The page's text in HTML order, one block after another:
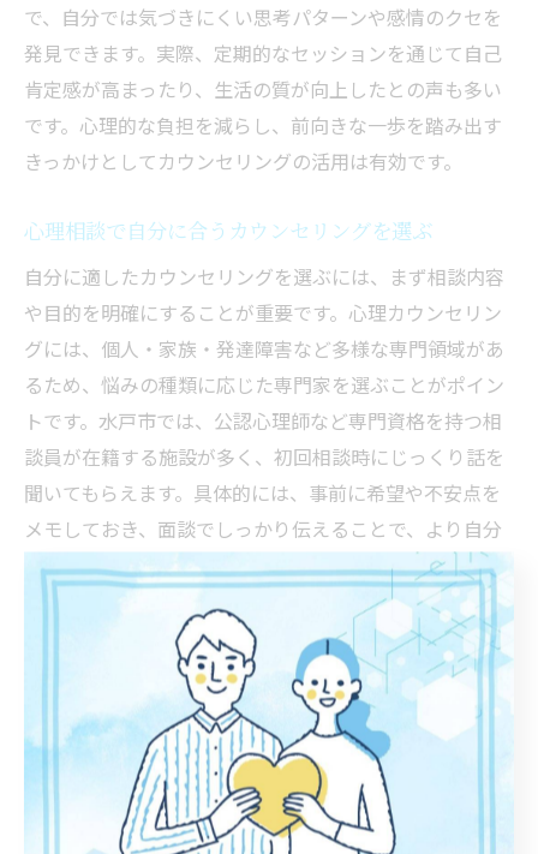
で、自分では気づきにくい思考パターンや感情のクセを
発見できます。実際、定期的なセッションを通じて自己
肯定感が高まったり、生活の質が向上したとの声も多い
です。心理的な負担を減らし、前向きな一歩を踏み出す
きっかけとしてカウンセリングの活用は有効です。
心理相談で自分に合うカウンセリングを選ぶ
自分に適したカウンセリングを選ぶには、まず相談内容
や目的を明確にすることが重要です。心理カウンセリン
グには、個人・家族・発達障害など多様な専門領域があ
るため、悩みの種類に応じた専門家を選ぶことがポイン
トです。水戸市では、公認心理師など専門資格を持つ相
談員が在籍する施設が多く、初回相談時にじっくり話を
聞いてもらえます。具体的には、事前に希望や不安点を
メモしておき、面談でしっかり伝えることで、より自分
に合ったサポートが受けやすくなります。
水戸市ならではの心理相談の特徴を解説
水戸市の心理相談は、地域密着型で個々のニーズに細や
かに対応している点が特徴です。地元で長年活動してき
た専門家が多く、地域の特性や生活背景を理解した上で
サポートを提供しています。例えば、定期的な勉強会や
セミナーを開催し、相談者が安心して学び続けられる環